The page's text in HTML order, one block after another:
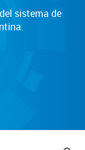
sistema de